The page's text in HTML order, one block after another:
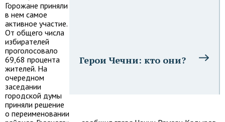
Герои Чечни: кто они?
Горожане приняли
в нем самое
активное участие.
От общего числа
избирателей
проголосовало
69,68 процента
жителей. На
очередном
заседании
городской думы
приняли решение
о переименовании